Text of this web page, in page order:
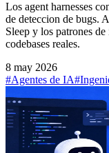
Los agent harnesses
de deteccion de bugs.
Sleep y los patrones de
codebases reales.
8 may 2026
#Agentes de IA